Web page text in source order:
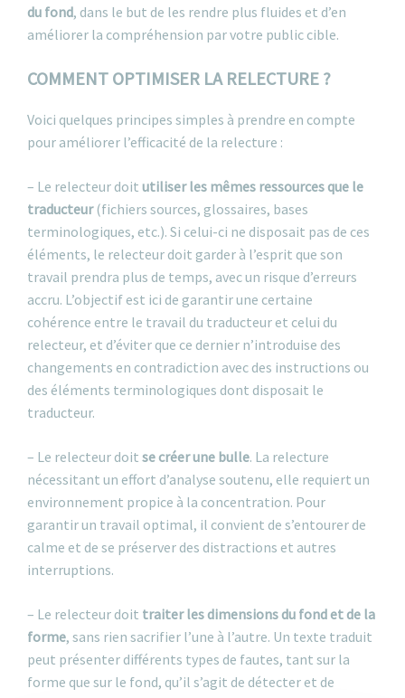
du fond, dans le but de les rendre plus fluides et d’en
améliorer la compréhension par votre public cible.
COMMENT OPTIMISER LA RELECTURE ?
Voici quelques principes simples à prendre en compte
pour améliorer l’efficacité de la relecture :
– Le relecteur doit utiliser les mêmes ressources que le
traducteur(fichiers sources, glossaires, bases
terminologiques, etc.). Si celui-ci ne disposait pas de ces
éléments, le relecteur doit garder à l’esprit que son
travail prendra plus de temps, avec un risque d’erreurs
accru. L’objectif est ici de garantir une certaine
cohérence entre le travail du traducteur et celui du
relecteur, et d’éviter que ce dernier n’introduise des
changements en contradiction avec des instructions ou
des éléments terminologiques dont disposait le
traducteur.
– Le relecteur doit se créer une bulle. La relecture
nécessitant un effort d’analyse soutenu, elle requiert un
environnement propice à la concentration. Pour
garantir un travail optimal, il convient de s’entourer de
calme et de se préserver des distractions et autres
interruptions.
– Le relecteur doit traiter les dimensions du fond et de la
forme, sans rien sacrifier l’une à l’autre. Un texte traduit
peut présenter différents types de fautes, tant sur la
forme que sur le fond, qu’il s’agit de détecter et de